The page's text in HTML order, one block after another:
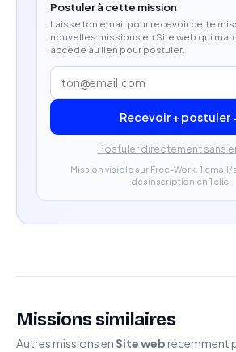
Capacité à s'intégrer rapidement
projet existante.
Postuler à cette mission
Laisse ton email pour recevoir cette
nouvelles missions en Site web qui
accède au lien pour postuler.
Recevoir + postuler
Postuler directement sans
Mission visible sur Free-Work. 1 email/
désinscription en 1 clic.
Missions similaires
Autres missions enSite web récemment